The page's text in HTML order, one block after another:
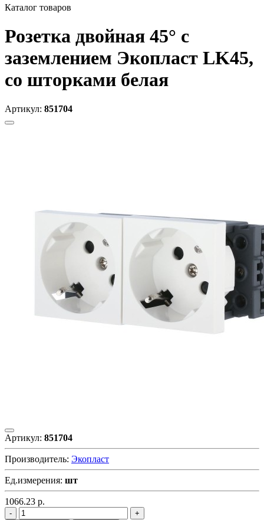
Каталог товаров
Розетка двойная 45° с
заземлением Экопласт LK45,
со шторками белая
Артикул: 851704
Артикул: 851704
Производитель: Экопласт
Ед.измерения: шт
1066.23 р.